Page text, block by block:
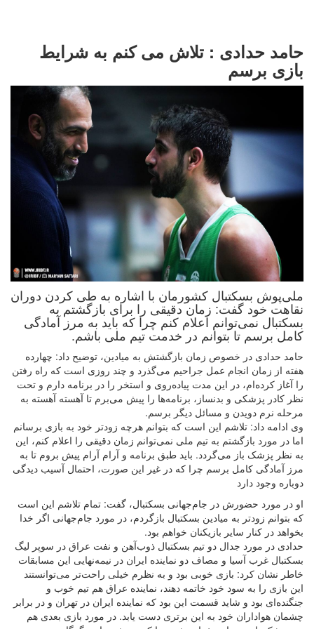
حامد حدادی : تلاش می کنم به شرایط
بازی برسم
ملی‌پوش بسکتبال کشورمان با اشاره به طی کردن دوران
نقاهت خود گفت: زمان دقیقی را برای بازگشتم به
بسکتبال نمی‌توانم اعلام کنم چرا که باید به مرز آمادگی
کامل برسم تا بتوانم در خدمت تیم ملی باشم.
حامد حدادی در خصوص زمان بازگشتش به میادین، توضیح داد: چهارده
هفته از زمان انجام عمل جراحیم می‌گذرد و چند روزی است که راه رفتن
را آغاز کرده‌ام، در این مدت پیاده‌روی و استخر را در برنامه دارم و تحت
نظر کادر پزشکی و بدنساز، برنامه‌ها را پیش می‌برم تا آهسته آهسته به
مرحله نرم دویدن و مسائل دیگر برسم.
وی ادامه داد: تلاشم این است که بتوانم هرچه زودتر خود به بازی برسانم
اما در مورد بازگشتم به تیم ملی نمی‌توانم زمان دقیقی را اعلام کنم، این
به نظر پزشک باز می‌گردد. باید طبق برنامه و آرام آرام پیش بروم تا به
مرز آمادگی کامل برسم چرا که در غیر این صورت، احتمال آسیب دیدگی
دوباره وجود دارد
او در مورد حضورش در جام‌جهانی بسکتبال، گفت: تمام تلاشم این است
که بتوانم زودتر به میادین بسکتبال بازگردم، در مورد جام‌جهانی اگر خدا
بخواهد در کنار سایر بازیکنان خواهم بود.
حدادی در مورد جدال دو تیم بسکتبال ذوب‌آهن و نفت عراق در سوپر لیگ
بسکتبال غرب آسیا و مصاف دو نماینده ایران در نیمه‌نهایی این مسابقات
خاطر نشان کرد: بازی خوبی بود و به نظرم خیلی راحت‌تر می‌توانستند
این بازی را به سود خود خاتمه دهند، نماینده عراق هم تیم خوب و
جنگنده‌ای بود و شاید قسمت این بود که نماینده ایران در تهران و در برابر
چشمان هواداران خود به این برتری دست یابد. در مورد بازی بعدی هم